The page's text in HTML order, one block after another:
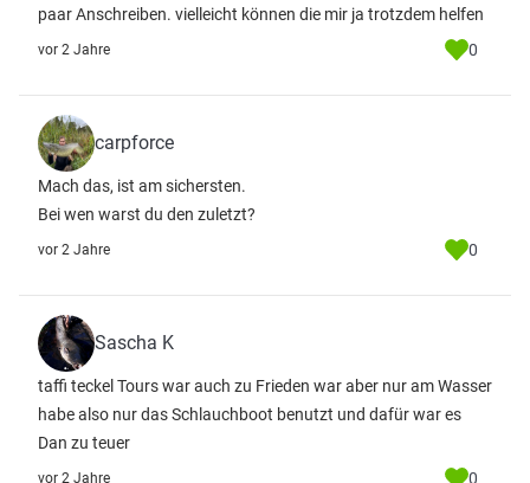
paar Anschreiben. vielleicht können die mir ja trotzdem helfen
vor 2 Jahre 0
carpforce
Mach das, ist am sichersten.
Bei wen warst du den zuletzt?
vor 2 Jahre 0
Sascha K
taffi teckel Tours war auch zu Frieden war aber nur am Wasser
habe also nur das Schlauchboot benutzt und dafür war es
Dan zu teuer
vor 2 Jahre 0